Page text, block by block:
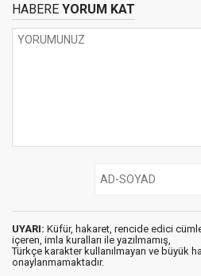
HABERE YORUM KAT
UYARI: Küfür, hakaret, rencide edici
içeren, imla kuralları ile yazılmamış,
Türkçe karakter kullanılmayan ve büyük
onaylanmamaktadır.